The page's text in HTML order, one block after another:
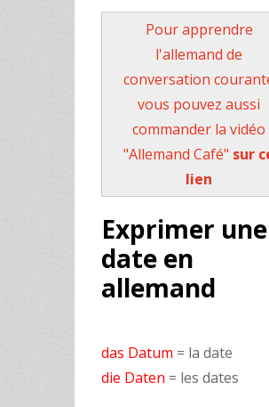
Pour apprendre
l'allemand de
conversation
vous pouvez aussi
commander la vidéo
"Allemand Café" sur
lien
Exprimer une
date en
allemand
das Datum = la date
die Daten = les dates